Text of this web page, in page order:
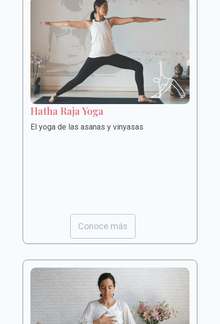
Hatha Raja Yoga
El yoga de las asanas y vinyasas
Conoce más